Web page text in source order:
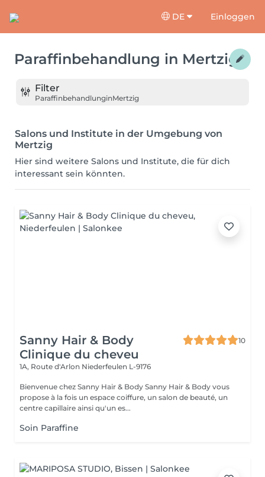
DE Einloggen
Paraffinbehandlung in Mertzig
Filter
ParaffinbehandlunginMertzig
Salons und Institute in der Umgebung von
Mertzig
Hier sind weitere Salons und Institute, die für dich
interessant sein könnten.
Sanny Hair & Body
Clinique du cheveu
10
1A, Route d'Arlon Niederfeulen L-9176
Bienvenue chez Sanny Hair & Body Sanny Hair & Body vous
propose à la fois un espace coiffure, un salon de beauté, un
centre capillaire ainsi qu'un es...
Soin Paraffine